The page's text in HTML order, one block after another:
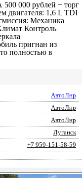
000 рублей + торг
двигателя: 1,6 L TDI
Механика
Контроль
пригнан из
полностью в
АвтоЛнр
АвтоЛнр
АвтоЛнр
Луганск
+7 959-151-58-59